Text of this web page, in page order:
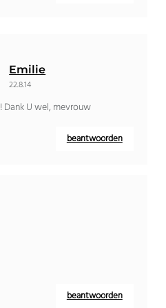
Emilie
22.8.14
Dank U wel, mevrouw
beantwoorden
beantwoorden